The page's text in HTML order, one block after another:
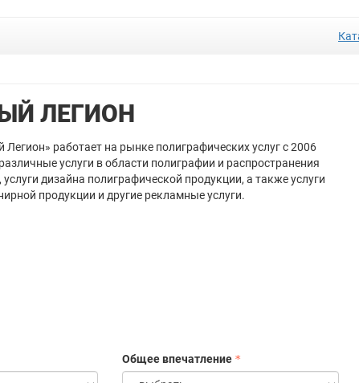
ЛЕГИОН
работает на рынке полиграфических услуг с 2006
услуги в области полиграфии и распространения
дизайна полиграфической продукции, а также услуги
продукции и другие рекламные услуги.
Общее впечатление